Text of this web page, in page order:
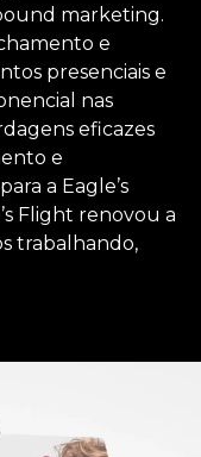
marketing.
e
presenciais e
nas
eficazes
e
a Eagle’s
Flight renovou a
trabalhando,